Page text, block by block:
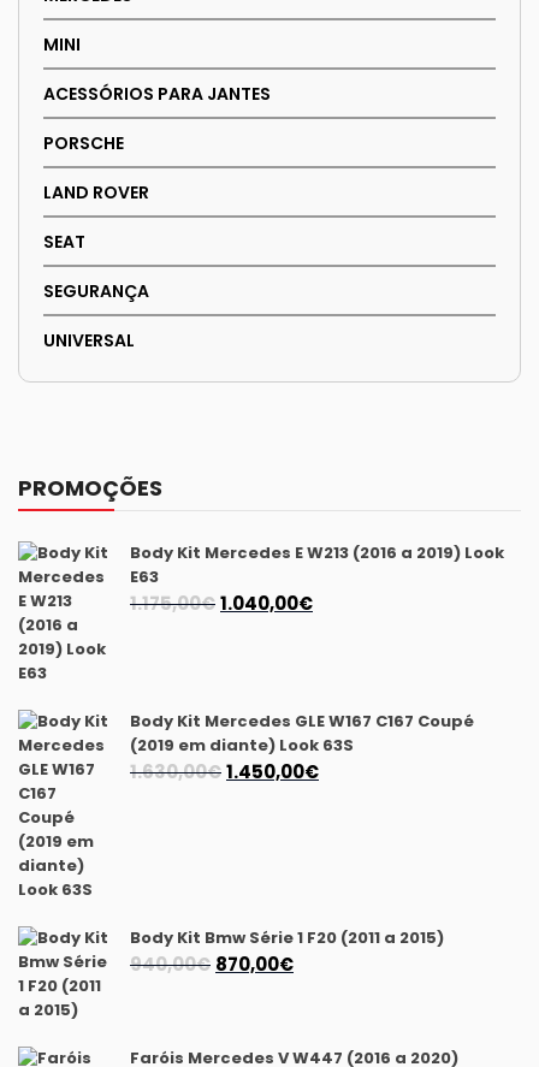
MINI
ACESSÓRIOS PARA JANTES
PORSCHE
LAND ROVER
SEAT
SEGURANÇA
UNIVERSAL
PROMOÇÕES
Body Kit Mercedes E W213 (2016 a 2019) Look
E63
1.175,00€O
1.175,00€.
1.040,00€O
1.040,00€.
Body Kit Mercedes GLE W167 C167 Coupé
(2019 em diante) Look 63S
1.630,00€O
1.450,00€O
Body Kit Bmw Série 1 F20 (2011 a 2015)
940,00€ O
era:
870,00€O
é:
Faróis Mercedes V W447 (2016 a 2020)